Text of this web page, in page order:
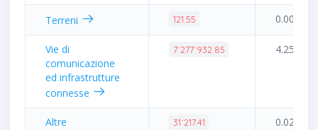
Terreni 121.55 0.00%
Vie di
comunicazione
ed infrastrutture
connesse
7˙277˙932.85 4.25%
Altre
31˙217.41 0.02%